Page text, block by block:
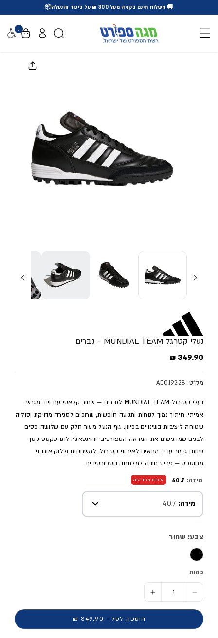
🚚 משלוח חינם בקניה מעל 300 ₪ על ביגוד והנעלה📦
0
נעלי קטרגל MUNDIAL TEAM - גברים
מחיר מלא
349.90 ₪
מק"ט: AD019228
נעלי קט־רגל MUNDIAL TEAM לגברים — שחור קלאסי עם וייב מגרש
אמיתי. חיתוך נמוך לנוחות ותנועה חופשית, שרוכים לסגירה מדויקת וסוליה
שטוחה ליציבות בשינויים בכיוון. גוף הנעל מעור חלק עם שלושה פסים
לבנים שמדגישים את המראה הספורטיבי והוינטאג'י. לוגו טקסט קטן
שנותן גימור עדין. מתאים לאימוני קט־רגל, למשחקים וללוק אורבני
מחוספס — פריט חובה למלתחה הספורטיבית.
מידה: 40.7 מידות אחרונות
מידה: 40.7
צבע: שחור
כמות
הסר כמות ל- נעלי קטרגל MUNDIAL TEAM - גבריםהוסף כמות ל- נעלי קטרגל MUNDIAL TEAM - גברים
הוספה לסל - 349.90 ₪